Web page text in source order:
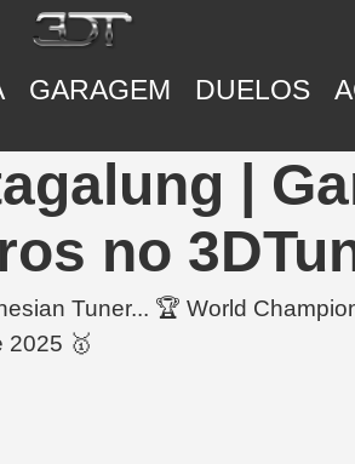
GARAGEM DUELOS
|
no
Tuner... 🏆 World
2025 🥇